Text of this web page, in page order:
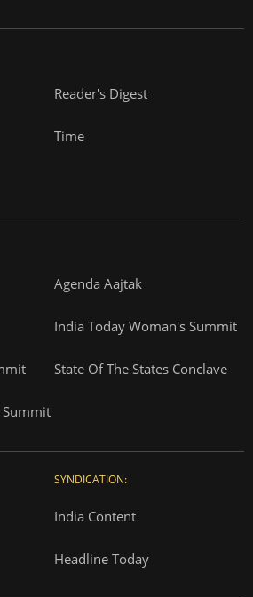
Reader's Digest
Time
Agenda Aajtak
India Today Woman's Summit
State Of The States Conclave
Summit
SYNDICATION:
India Content
Headline Today